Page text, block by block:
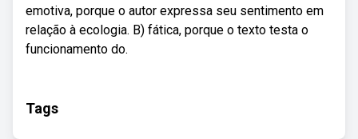
emotiva, porque o autor expressa seu sentimento em
relação à ecologia. B) fática, porque o texto testa o
funcionamento do.
Tags